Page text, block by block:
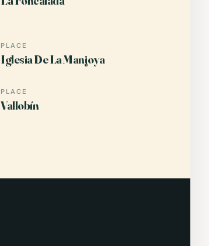
PLACE
Iglesia De La Manjoya
PLACE
Vallobín